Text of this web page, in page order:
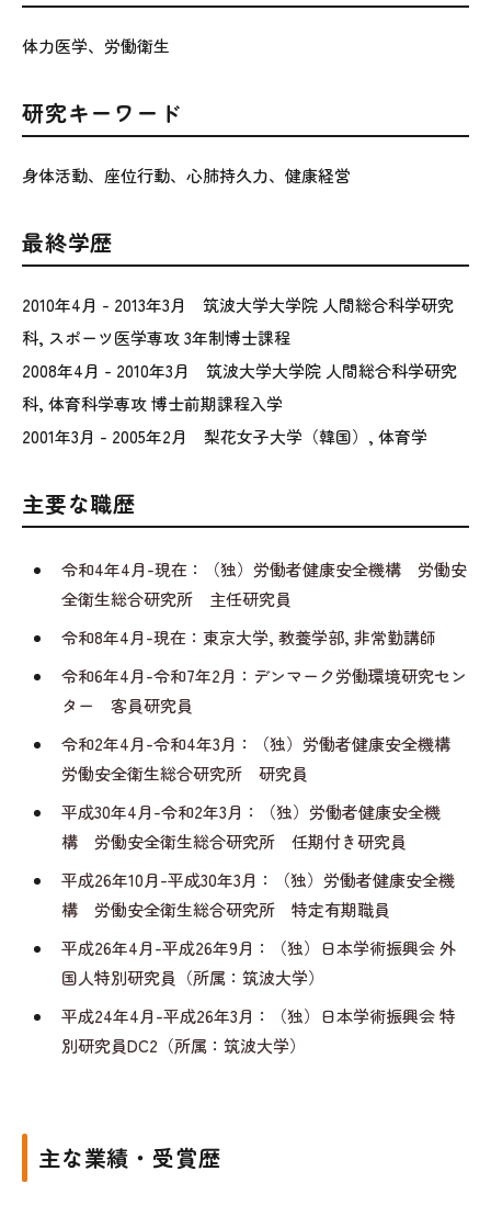
体力医学、労働衛生
研究キーワード
身体活動、座位行動、心肺持久力、健康経営
最終学歴
2010年4月 - 2013年3月 筑波大学大学院 人間総合科学研究
科, スポーツ医学専攻 3年制博士課程
2008年4月 - 2010年3月 筑波大学大学院 人間総合科学研究
科, 体育科学専攻 博士前期課程入学
2001年3月 - 2005年2月 梨花女子大学（韓国）, 体育学
主要な職歴
令和4年4月-現在：（独）労働者健康安全機構 労働安
全衛生総合研究所 主任研究員
令和8年4月-現在：東京大学, 教養学部, 非常勤講師
令和6年4月-令和7年2月：デンマーク労働環境研究セン
ター 客員研究員
令和2年4月-令和4年3月：（独）労働者健康安全機構
労働安全衛生総合研究所 研究員
平成30年4月-令和2年3月：（独）労働者健康安全機
構 労働安全衛生総合研究所 任期付き研究員
平成26年10月-平成30年3月：（独）労働者健康安全機
構 労働安全衛生総合研究所 特定有期職員
平成26年4月-平成26年9月：（独）日本学術振興会 外
国人特別研究員（所属：筑波大学）
平成24年4月-平成26年3月：（独）日本学術振興会 特
別研究員DC2（所属：筑波大学）
主な業績・受賞歴